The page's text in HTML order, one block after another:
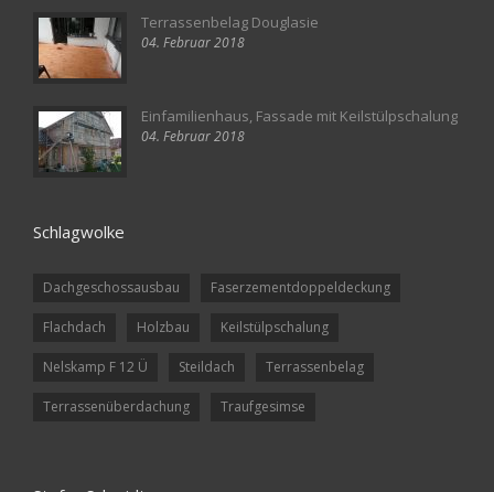
Terrassenbelag Douglasie
04. Februar 2018
Einfamilienhaus, Fassade mit Keilstülpschalung
04. Februar 2018
Schlagwolke
Dachgeschossausbau Faserzementdoppeldeckung
Flachdach Holzbau Keilstülpschalung
Nelskamp F 12 Ü Steildach Terrassenbelag
Terrassenüberdachung Traufgesimse